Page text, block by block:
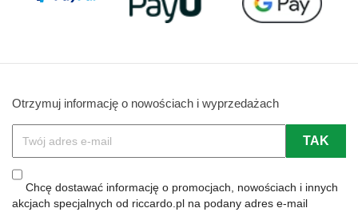
Otrzymuj informację o nowościach i wyprzedażach
Chcę dostawać informację o promocjach, nowościach i innych
akcjach specjalnych od riccardo.pl na podany adres e-mail